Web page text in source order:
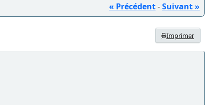
« Précédent-Suivant »
Imprimer